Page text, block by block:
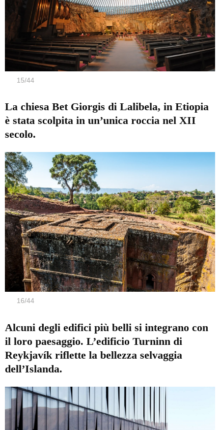
15/44
La chiesa Bet Giorgis di Lalibela, in Etiopia
è stata scolpita in un’unica roccia nel XII
secolo.
16/44
Alcuni degli edifici più belli si integrano con
il loro paesaggio. L’edificio Turninn di
Reykjavík riflette la bellezza selvaggia
dell’Islanda.